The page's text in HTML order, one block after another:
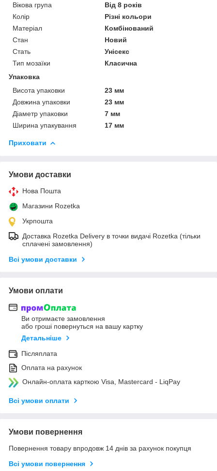
Вікова група
Від 8 років
Колір
Різні кольори
Матеріал
Комбінований
Стан
Новий
Стать
Унісекс
Тип мозаїки
Класична
Упаковка
Висота упаковки
23 мм
Довжина упаковки
23 мм
Діаметр упаковки
7 мм
Ширина упакування
17 мм
Приховати
Умови доставки
Нова Пошта
Магазини Rozetka
Укрпошта
Доставка Rozetka Delivery в точки видачі Rozetka (тільки
сплачені замовлення)
Всі умови доставки
Умови оплати
Ви отримаєте замовлення
або гроші повернуться на вашу картку
Детальніше
Післяплата
Оплата на рахунок
Онлайн-оплата карткою Visa, Mastercard - LiqPay
Всі умови оплати
Умови повернення
Повернення товару впродовж 14 днів за рахунок покупця
Всі умови повернення